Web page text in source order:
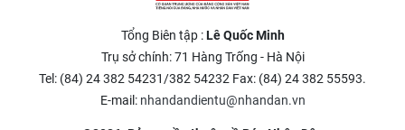
Tổng Biên tập :Lê Quốc Minh
Trụ sở chính: 71 Hàng Trống - Hà Nội
Tel: (84) 24 382 54231/382 54232 Fax: (84) 24 382 55593.
E-mail: nhandandientu@nhandan.vn